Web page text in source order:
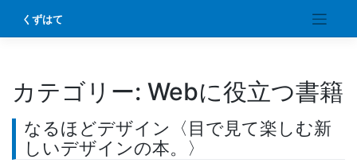
content
くずはて
カテゴリー: Webに役立つ書籍
なるほどデザイン〈目で見て楽しむ新
しいデザインの本。〉